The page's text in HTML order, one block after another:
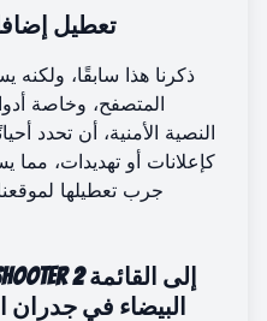
تعطيل
ذكرنا هذا سابقًا، ولكنه
المتصفح، وخاصة
النصية الأمنية، أن تحدد
كإعلانات أو تهديدات،
جرب تعطيلها
البيضاء في جدران